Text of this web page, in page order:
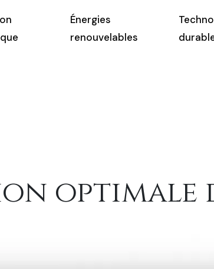
Énergies
renouvelables
optimale